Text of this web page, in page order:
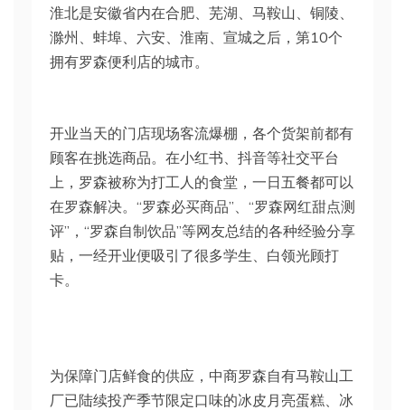
淮北是安徽省内在合肥、芜湖、马鞍山、铜陵、
滁州、蚌埠、六安、淮南、宣城之后，第10个
拥有罗森便利店的城市。
开业当天的门店现场客流爆棚，各个货架前都有
顾客在挑选商品。在小红书、抖音等社交平台
上，罗森被称为打工人的食堂，一日五餐都可以
在罗森解决。“罗森必买商品”、“罗森网红甜点测
评”，“罗森自制饮品”等网友总结的各种经验分享
贴，一经开业便吸引了很多学生、白领光顾打
卡。
为保障门店鲜食的供应，中商罗森自有马鞍山工
厂已陆续投产季节限定口味的冰皮月亮蛋糕、冰